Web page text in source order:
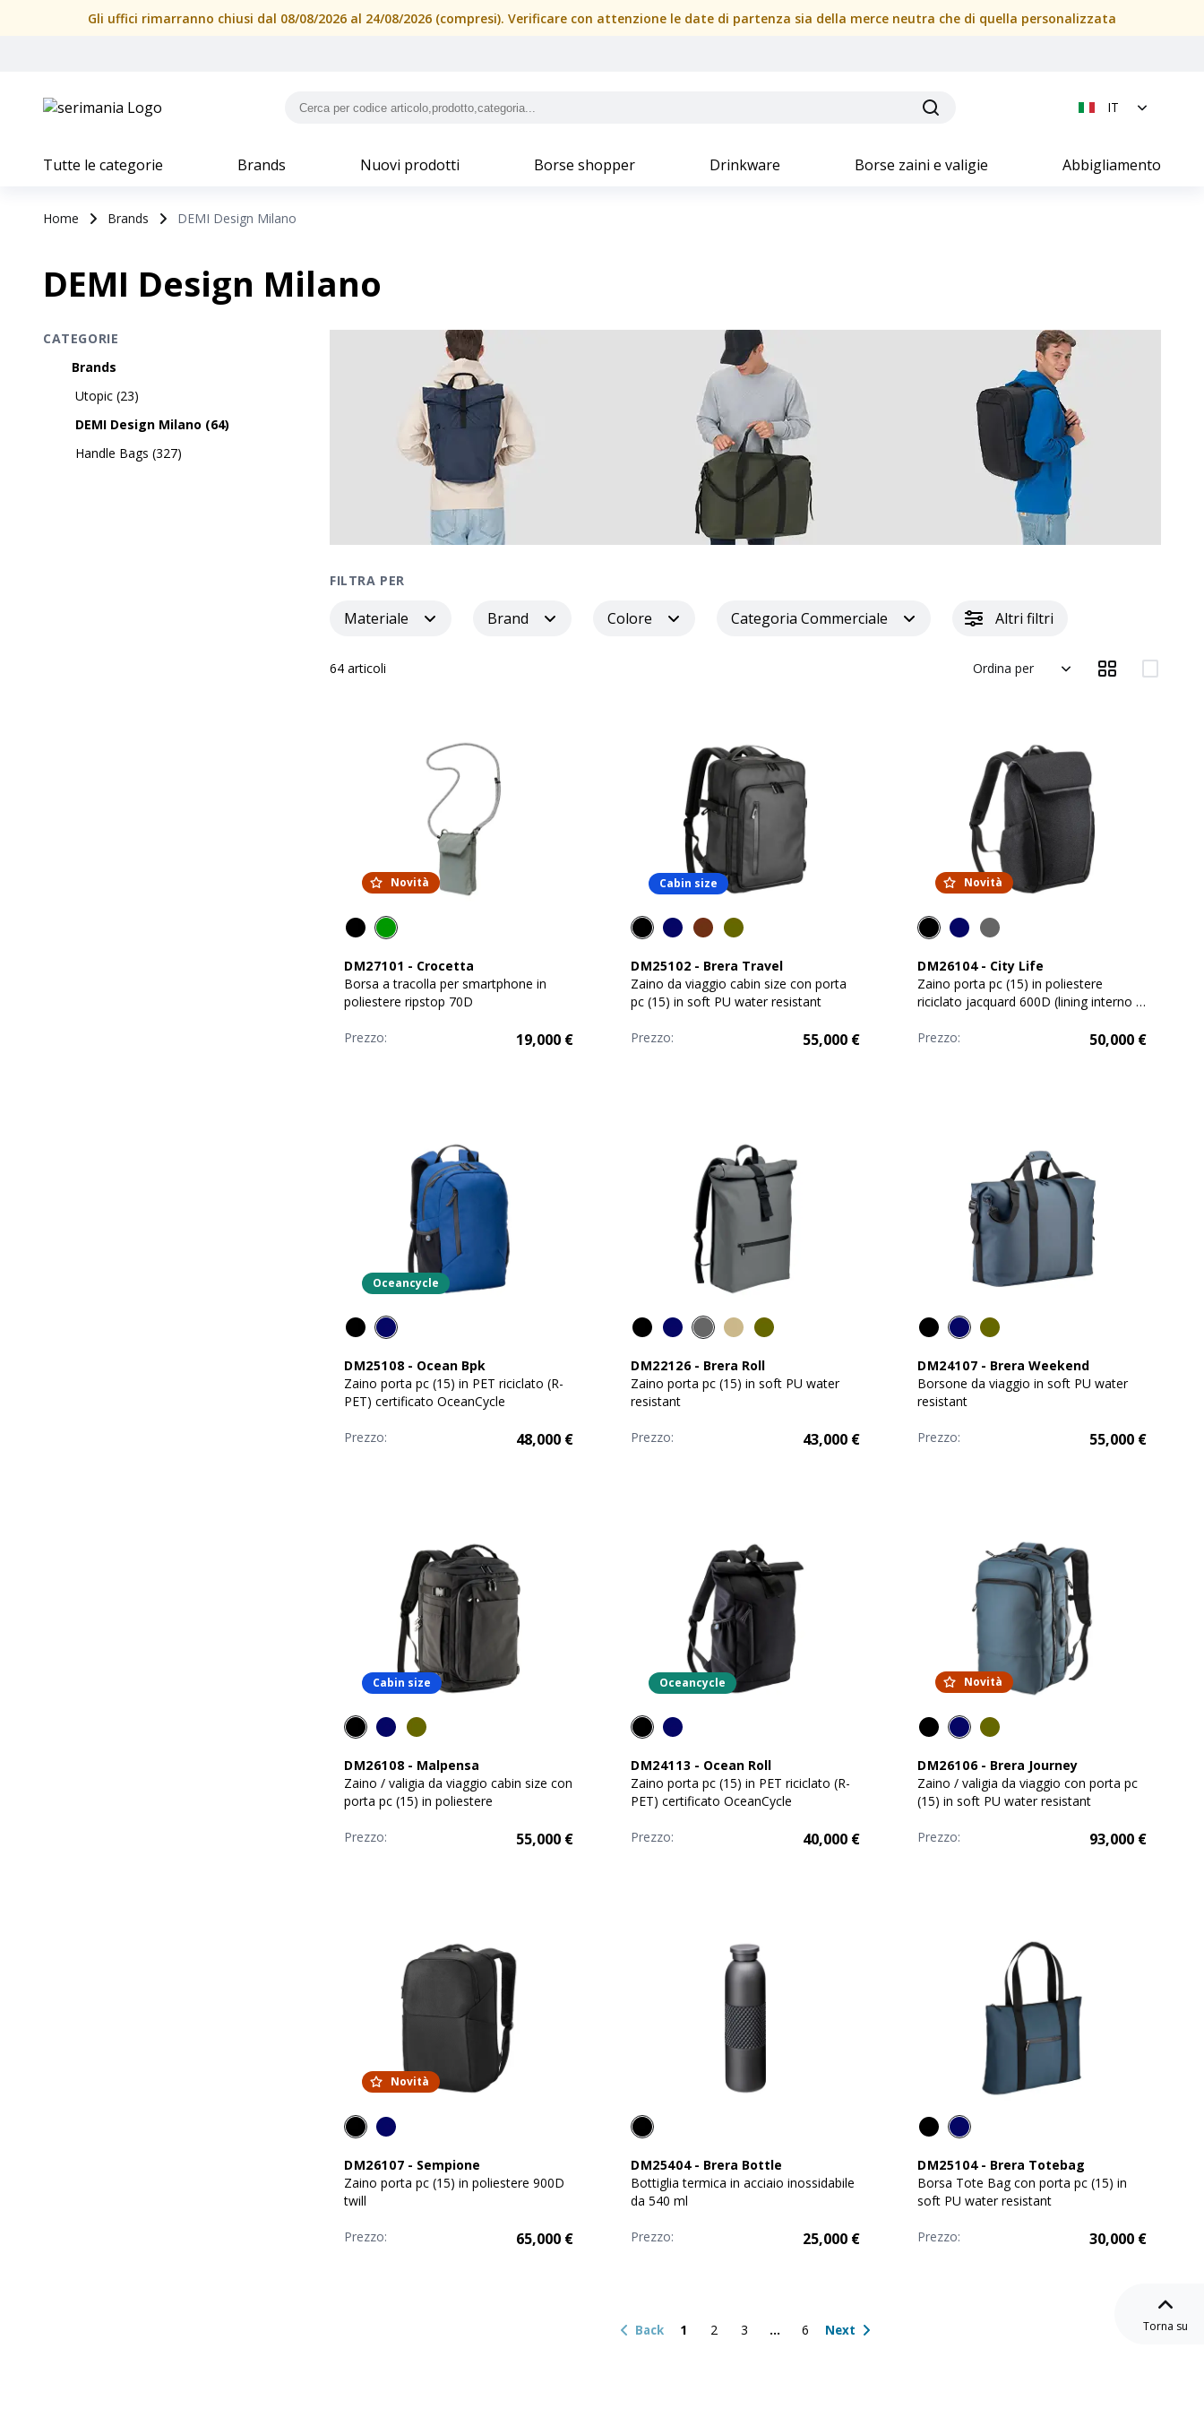
Gli uffici rimarranno chiusi dal 08/08/2026 al 24/08/2026 (compresi). Verificare con attenzione le date di partenza sia della merce neutra che di quella personalizzata
IT
Tutte le categorie Brands Nuovi prodotti Borse shopper Drinkware Borse zaini e valigie Abbigliamento
Home Brands DEMI Design Milano
DEMI Design Milano
CATEGORIE
Brands
Utopic (23)
DEMI Design Milano (64)
Handle Bags (327)
FILTRA PER
Materiale Brand Colore Categoria Commerciale Altri filtri
Ordina per
64 articoli
Novità
DM27101 - Crocetta
Borsa a tracolla per smartphone in
poliestere ripstop 70D
Prezzo: 19,000€
Cabin size
DM25102 - Brera Travel
Zaino da viaggio cabin size con porta
pc (15) in soft PU water resistant
Prezzo: 55,000€
Novità
DM26104- City Life
Zaino porta pc (15) in poliestere
riciclato jacquard 600D (lining interno in
Prezzo:
50,000€
Oceancycle
DM25108 - Ocean Bpk
Zaino porta pc (15) in PET riciclato (R-
PET) certificato OceanCycle
Prezzo: 48,000€
DM22126- Brera Roll
Zaino porta pc (15) in soft PU water
resistant
Prezzo: 43,000€
DM24107 - Brera Weekend
Borsone da viaggio in soft PU water
resistant
Prezzo: 55,000€
Cabin size
DM26108 - Malpensa
Zaino / valigia da viaggio cabin size con
porta pc (15) in poliestere
Prezzo: 55,000€
Oceancycle
DM24113 - Ocean Roll
Zaino porta pc (15) in PET riciclato (R-
PET) certificato OceanCycle
Prezzo: 40,000€
Novità
DM26106- Brera Journey
Zaino / valigia da viaggio con porta pc
(15) in soft PU water resistant
Prezzo: 93,000€
Novità
DM26107 - Sempione
Zaino porta pc (15) in poliestere 900D
twill
Prezzo: 65,000€
DM25404- Brera Bottle
Bottiglia termica in acciaio inossidabile
da 540 ml
Prezzo: 25,000€
DM25104- Brera Totebag
Borsa Tote Bag con porta pc (15) in
soft PU water resistant
Prezzo: 30,000€
Back 1 2 3 6 Next Torna su